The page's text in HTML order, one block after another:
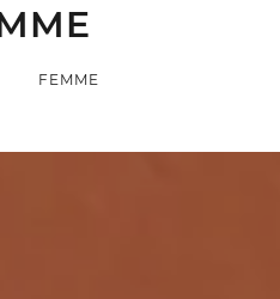
FEMME